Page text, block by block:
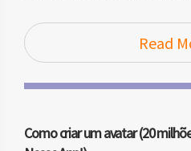
Read
Como criar um avatar (20